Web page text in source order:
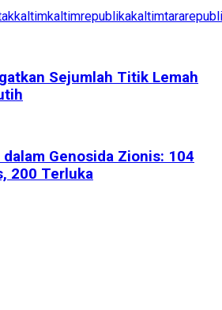
kaltimkaltimrepublika
Sejumlah Titik Lemah
Genosida Zionis: 104
200 Terluka